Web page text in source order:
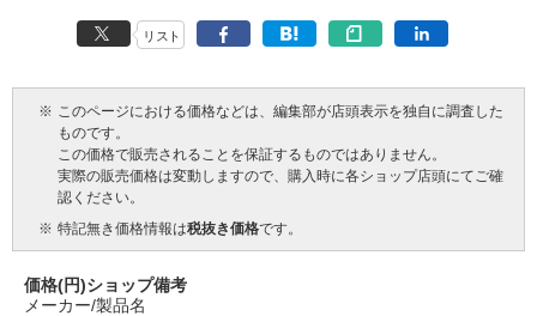
リスト
※ このページにおける価格などは、編集部が店頭表示を独自に調査した
ものです。
この価格で販売されることを保証するものではありません。
実際の販売価格は変動しますので、購入時に各ショップ店頭にてご確
認ください。
※ 特記無き価格情報は税抜き価格です。
価格(円)ショップ備考
メーカー/製品名